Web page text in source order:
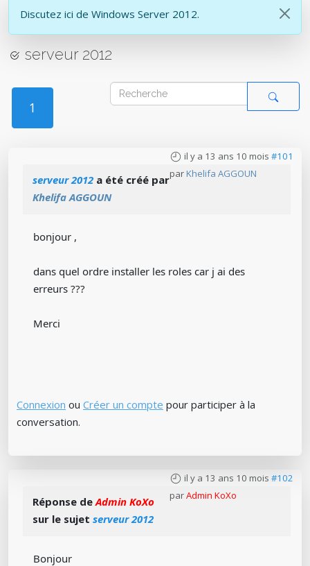
Discutez ici de Windows Server 2012.
serveur 2012
1
il y a 13 ans 10 mois #101
par Khelifa AGGOUN
serveur 2012 a été créé par
Khelifa AGGOUN
bonjour ,
dans quel ordre installer les roles car j ai des
erreurs ???
Merci
Connexion ou Créer un compte pour participer à la
conversation.
il y a 13 ans 10 mois #102
parAdmin KoXo
Réponse deAdmin KoXo
sur le sujet serveur 2012
Bonjour